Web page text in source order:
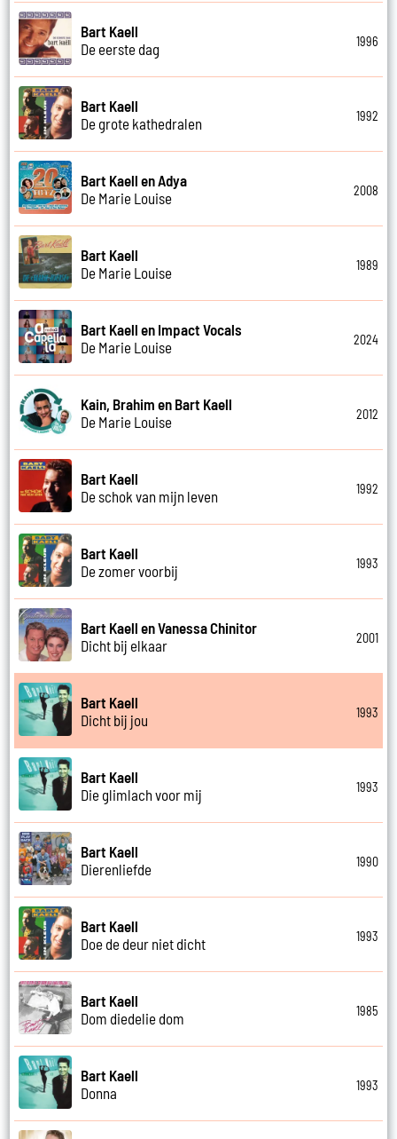
Bart Kaell
De eerste dag
1996
Bart Kaell
De grote kathedralen
1992
Bart Kaell en Adya
De Marie Louise
2008
Bart Kaell
De Marie Louise
1989
Bart Kaell en Impact Vocals
De Marie Louise
2024
Kain, Brahim en Bart Kaell
De Marie Louise
2012
Bart Kaell
De schok van mijn leven
1992
Bart Kaell
De zomer voorbij
1993
Bart Kaell en Vanessa Chinitor
Dicht bij elkaar
2001
Bart Kaell
Dicht bij jou
1993
Bart Kaell
Die glimlach voor mij
1993
Bart Kaell
Dierenliefde
1990
Bart Kaell
Doe de deur niet dicht
1993
Bart Kaell
Dom diedelie dom
1985
Bart Kaell
Donna
1993